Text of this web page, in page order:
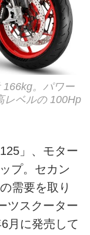
。パワー
レベルの 100Hp
」、モター
プ。セカン
需要を取り
ツスクーター
月に発売して